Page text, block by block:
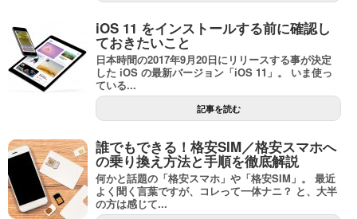
iOS 11 をインストールする前に確認し
ておきたいこと
日本時間の2017年9月20日にリリースする事が決定
した iOS の最新バージョン「iOS 11」。 いま使っ
ている...
記事を読む
誰でもできる！格安SIM／格安スマホへ
の乗り換え方法と手順を徹底解説
何かと話題の「格安スマホ」や「格安SIM」。 最近
よく聞く言葉ですが、コレって一体ナニ？ と、大半
の方は感じて...